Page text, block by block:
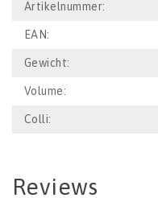
Artikelnummer:
EAN:
Gewicht:
Volume:
Colli:
Reviews